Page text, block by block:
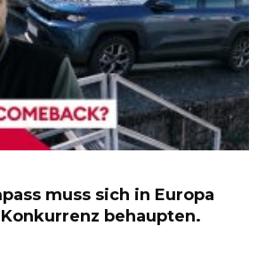
muss sich in Europa
behaupten.